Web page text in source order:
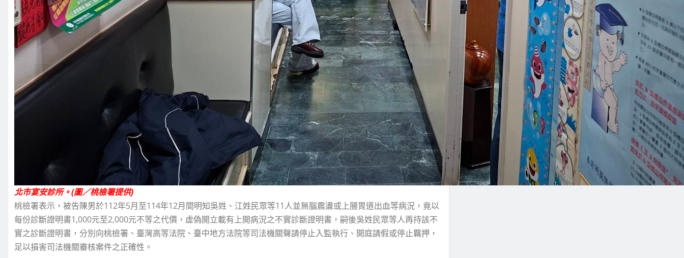
北市宴安診所。(圖／桃檢署提供)
桃檢署表示，被告陳男於112年5月至114年12月間明知吳姓、江姓民眾等11人並無腦震盪或上腸胃道出血等病況，竟以
每份診斷證明書1,000元至2,000元不等之代價，虛偽開立載有上開病況之不實診斷證明書，嗣後吳姓民眾等人再持該不
實之診斷證明書，分別向桃檢署、臺灣高等法院、臺中地方法院等司法機關聲請停止入監執行、開庭請假或停止羈押，
足以損害司法機關審核案件之正確性。